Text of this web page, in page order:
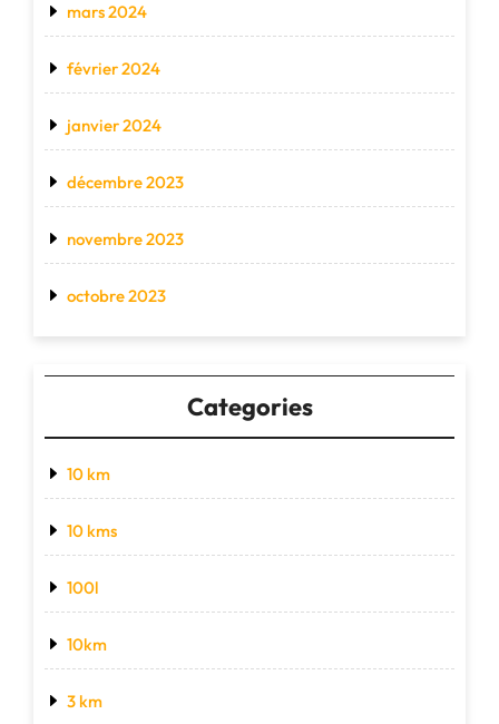
mars 2024
février 2024
janvier 2024
décembre 2023
novembre 2023
octobre 2023
Categories
10 km
10 kms
100l
10km
3 km